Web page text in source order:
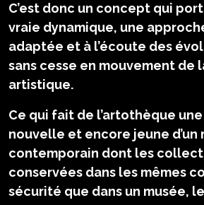
C’est donc un concept qui
vraie dynamique, une
adaptée et à l’écoute des
sans cesse en mouvement de
artistique.
Ce qui fait de l’artothèque
nouvelle et encore jeune d’un
contemporain dont les
conservées dans les mêmes
sécurité que dans un musée,